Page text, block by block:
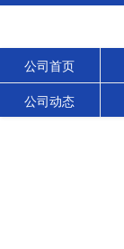
公司首页
公司动态